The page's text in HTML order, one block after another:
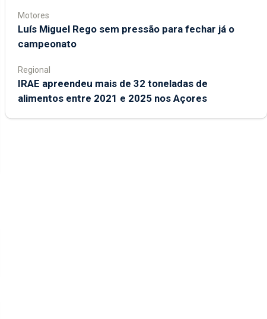
Motores
Luís Miguel Rego sem pressão para fechar já o
campeonato
Regional
IRAE apreendeu mais de 32 toneladas de
alimentos entre 2021 e 2025 nos Açores